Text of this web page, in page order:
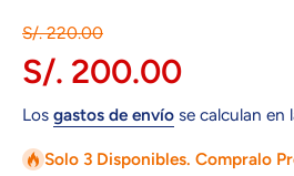
S/. 220.00
S/. 200.00
Los gastos de envío se calculan en
Solo 3 Disponibles. Compralo